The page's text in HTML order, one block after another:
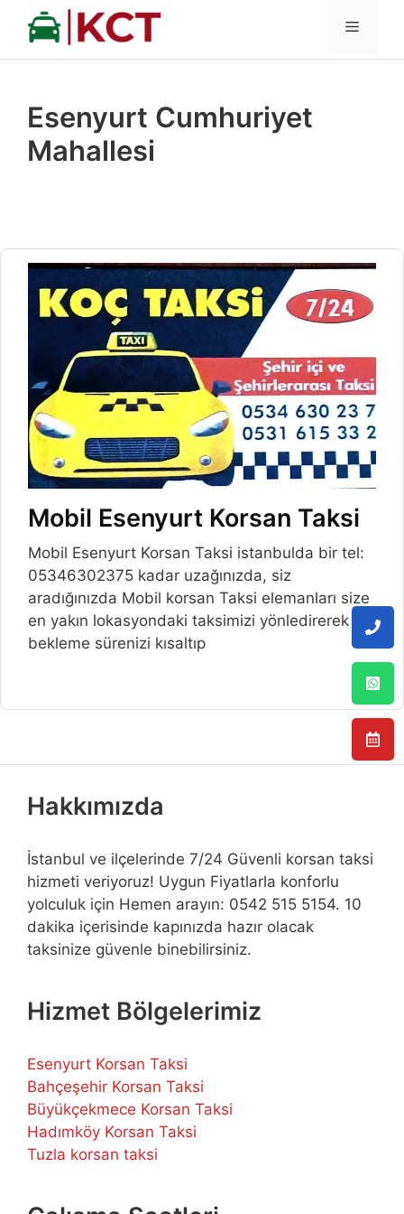
İçeriğe
MENÜ
Esenyurt Cumhuriyet
Mahallesi
Mobil Esenyurt Korsan Taksi
Mobil Esenyurt Korsan Taksi istanbulda bir tel:
05346302375 kadar uzağınızda, siz
aradığınızda Mobil korsan Taksi elemanları size
en yakın lokasyondaki taksimizi yönledirerek
bekleme sürenizi kısaltıp
Hakkımızda
İstanbul ve ilçelerinde 7/24 Güvenli korsan taksi
hizmeti veriyoruz! Uygun Fiyatlarla konforlu
yolculuk için Hemen arayın: 0542 515 5154. 10
dakika içerisinde kapınızda hazır olacak
taksinize güvenle binebilirsiniz.
Hizmet Bölgelerimiz
Esenyurt Korsan Taksi
Bahçeşehir Korsan Taksi
Büyükçekmece Korsan Taksi
Hadımköy Korsan Taksi
Tuzla korsan taksi